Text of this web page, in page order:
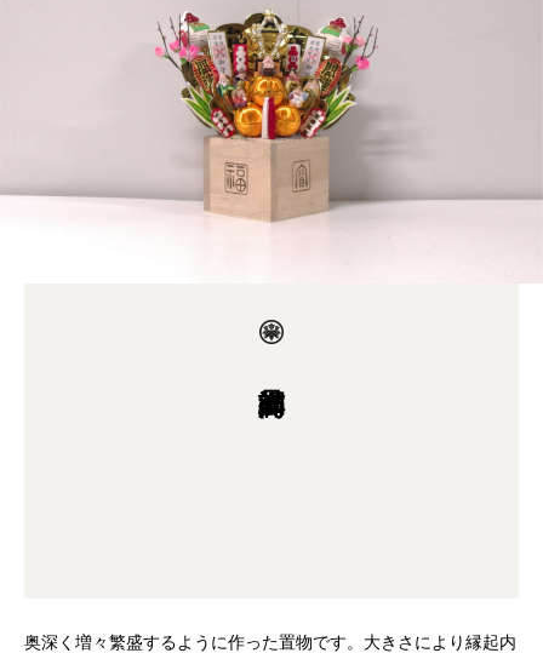
奥深く増々繁盛するように作った置物です。大きさにより縁起内